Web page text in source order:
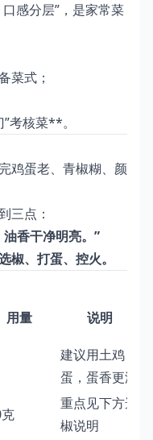
感分层”，是家常菜
菜式；
考核菜**。
鸡蛋老、青椒糊、颜
三点：
香干净明亮。”
椒、打蛋、控火。
用量 说明
建议用土鸡
蛋，蛋香更浓
重点见下方选
椒说明